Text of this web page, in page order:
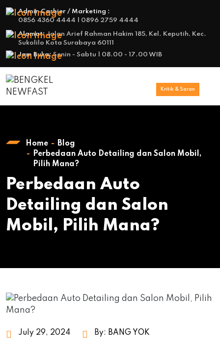
Admin Cashier / Marketing :
0856 4360 4444 | 0896 2759 4444
Alamat:Jalan Arief Rahman Hakim 185, Kel. Keputih, Kec.
Sukolilo Kota Surabaya 60111
Jam Buka:Senin - Sabtu | 08.00 - 17.00 WIB
Kritik & Saran
Home
Blog
Perbedaan Auto Detailing dan Salon Mobil,
Pilih Mana?
Perbedaan Auto
Detailing dan Salon
Mobil, Pilih Mana?
July 29, 2024 By: BANG YOK